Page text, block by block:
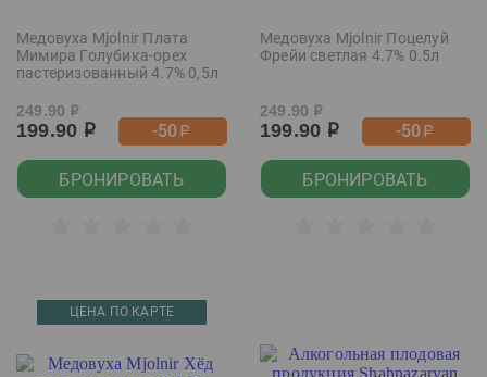
Медовуха Mjolnir Плата
Мимира Голубика-орех
пастеризованный 4.7% 0,5л
249.90 р
199.90 р -50р
БРОНИРОВАТЬ
Медовуха Mjolnir Поцелуй
Фрейи светлая 4.7% 0.5л
249.90 р
199.90 р -50р
БРОНИРОВАТЬ
ЦЕНА ПО КАРТЕ